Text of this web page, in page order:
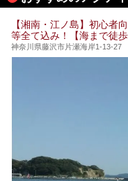
この記事はザ
のお風呂が
今回は日帰り
（以下、龍宮
蛸川温泉 龍
りお伝えし
ここは箱根
4つの神社
提供元：株
この記事は
【湘南・江ノ島】初心者
等全て込み！【海まで徒歩
神奈川県藤沢市片瀬海岸1-13-27